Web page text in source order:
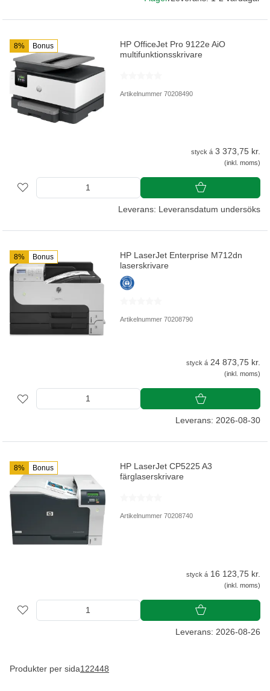
8% Bonus
HP OfficeJet Pro 9122e AiO
multifunktionsskrivare
Artikelnummer 70208490
styck á 3 373,75 kr.
(inkl. moms)
Leverans: Leveransdatum undersöks
8% Bonus
HP LaserJet Enterprise M712dn
laserskrivare
Artikelnummer 70208790
styck á 24 873,75 kr.
(inkl. moms)
Leverans: 2026-08-30
8% Bonus
HP LaserJet CP5225 A3
färglaserskrivare
Artikelnummer 70208740
styck á 16 123,75 kr.
(inkl. moms)
Leverans: 2026-08-26
Produkter per sida122448